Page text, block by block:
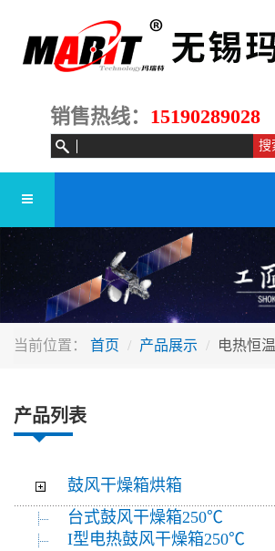
销售热线： 15190289028
当前位置： 首页 产品展示 电热恒
产品列表
鼓风干燥箱烘箱
台式鼓风干燥箱250℃
I型电热鼓风干燥箱250℃